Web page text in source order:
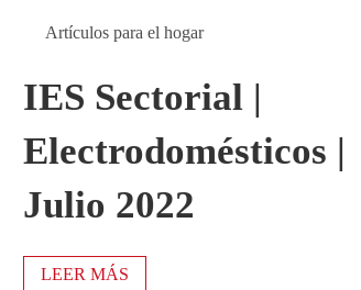
Artículos para el hogar
IES Sectorial |
Electrodomésticos |
Julio 2022
LEER MÁS